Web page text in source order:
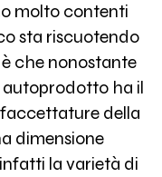
molto contenti
sta riscuotendo
che nonostante
autoprodotto ha il
della
dimensione
infatti la varietà di